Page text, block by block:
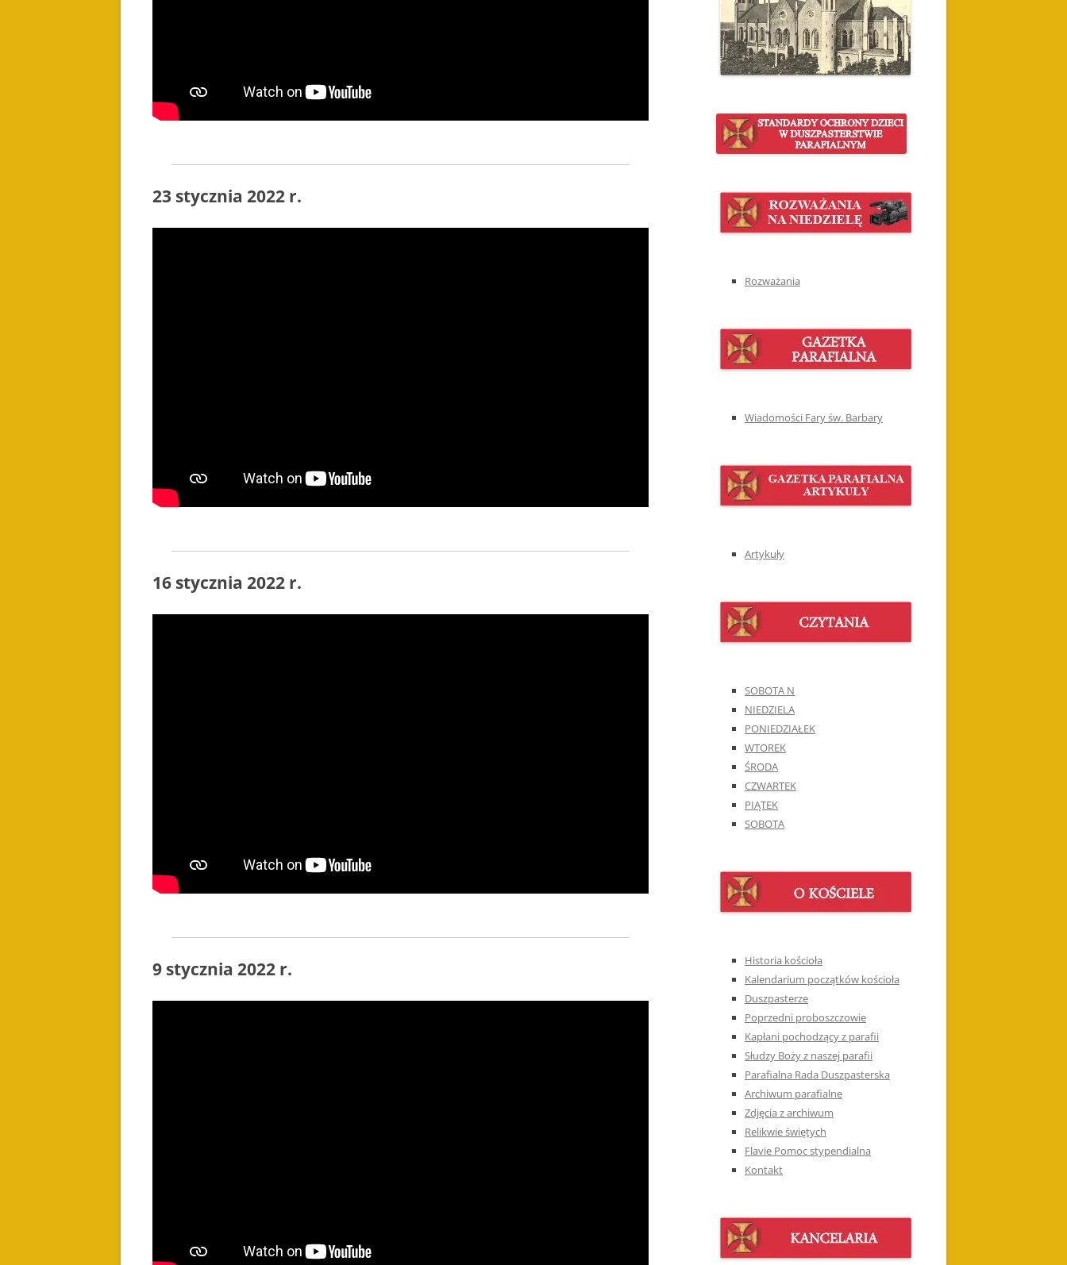
23 stycznia 2022 r.
16 stycznia 2022 r.
9 stycznia 2022 r.
Rozważania
Wiadomości Fary św. Barbary
Artykuły
SOBOTA N
NIEDZIELA
PONIEDZIAŁEK
WTOREK
ŚRODA
CZWARTEK
PIĄTEK
SOBOTA
Historia kościoła
Kalendarium początków kościoła
Duszpasterze
Poprzedni proboszczowie
Kapłani pochodzący z parafii
Słudzy Boży z naszej parafii
Parafialna Rada Duszpasterska
Archiwum parafialne
Zdjęcia z archiwum
Relikwie świętych
Flavie Pomoc stypendialna
Kontakt